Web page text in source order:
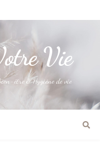
Vie
être & Hygiène de vie